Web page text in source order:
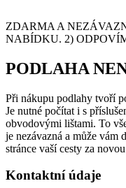
ZDARMA A
NABÍDKU. 2)
PODLAHA
Při nákupu podlahy tvoří
Je nutné počítat i s
obvodovými lištami. To
je nezávazná a může vám
stránce vaší cesty za
Kontaktní údaje